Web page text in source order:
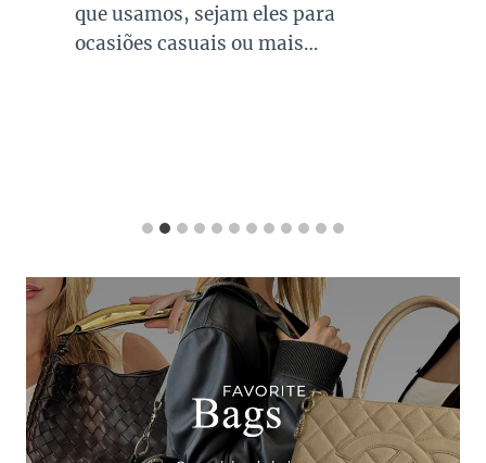
que usamos, sejam eles para
ocasiões casuais ou mais…